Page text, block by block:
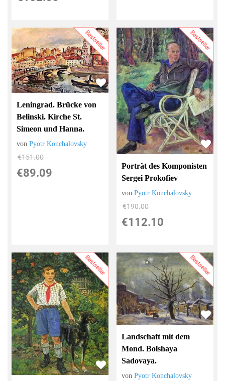
Bestseller
Leningrad. Brücke von
Belinski. Kirche St.
Simeon und Hanna.
vonPyotr Konchalovsky
€151.00
€89.09
Bestseller
Porträt des Komponisten
Sergei Prokofiev
vonPyotr Konchalovsky
€190.00
€112.10
Bestseller Bestseller
Landschaft mit dem
Mond. Bolshaya
Sadovaya.
vonPyotr Konchalovsky